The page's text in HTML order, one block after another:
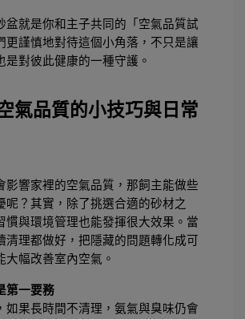
盆就是你和主子共同的「空氣品質試
更謹慎地對待這個小角落，不只是讓
是對彼此健康的一種守護。
氣品質的小技巧與日常
影響家裡的空氣品質，那飼主能做些
呢？其實，除了挑選合適的砂材之
慣與環境管理也能發揮很大效果。當
清理都做好，把隱藏的問題轉化成可
大幅改善室內空氣。
第一要務
如果長時間不清理，氨氣與臭味仍會